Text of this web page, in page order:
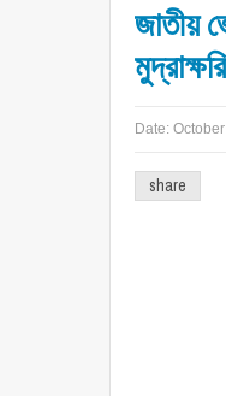
জাতীয়
Date:
share